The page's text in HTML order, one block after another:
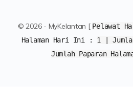
© 2026 - MyKelantan [ Pelawat
Halaman Hari Ini : 1 |
Jumlah Paparan